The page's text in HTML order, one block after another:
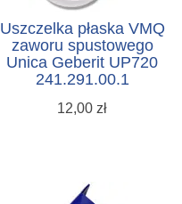
Uszczelka płaska VMQ
zaworu spustowego
Unica Geberit UP720
241.291.00.1
12,00 zł